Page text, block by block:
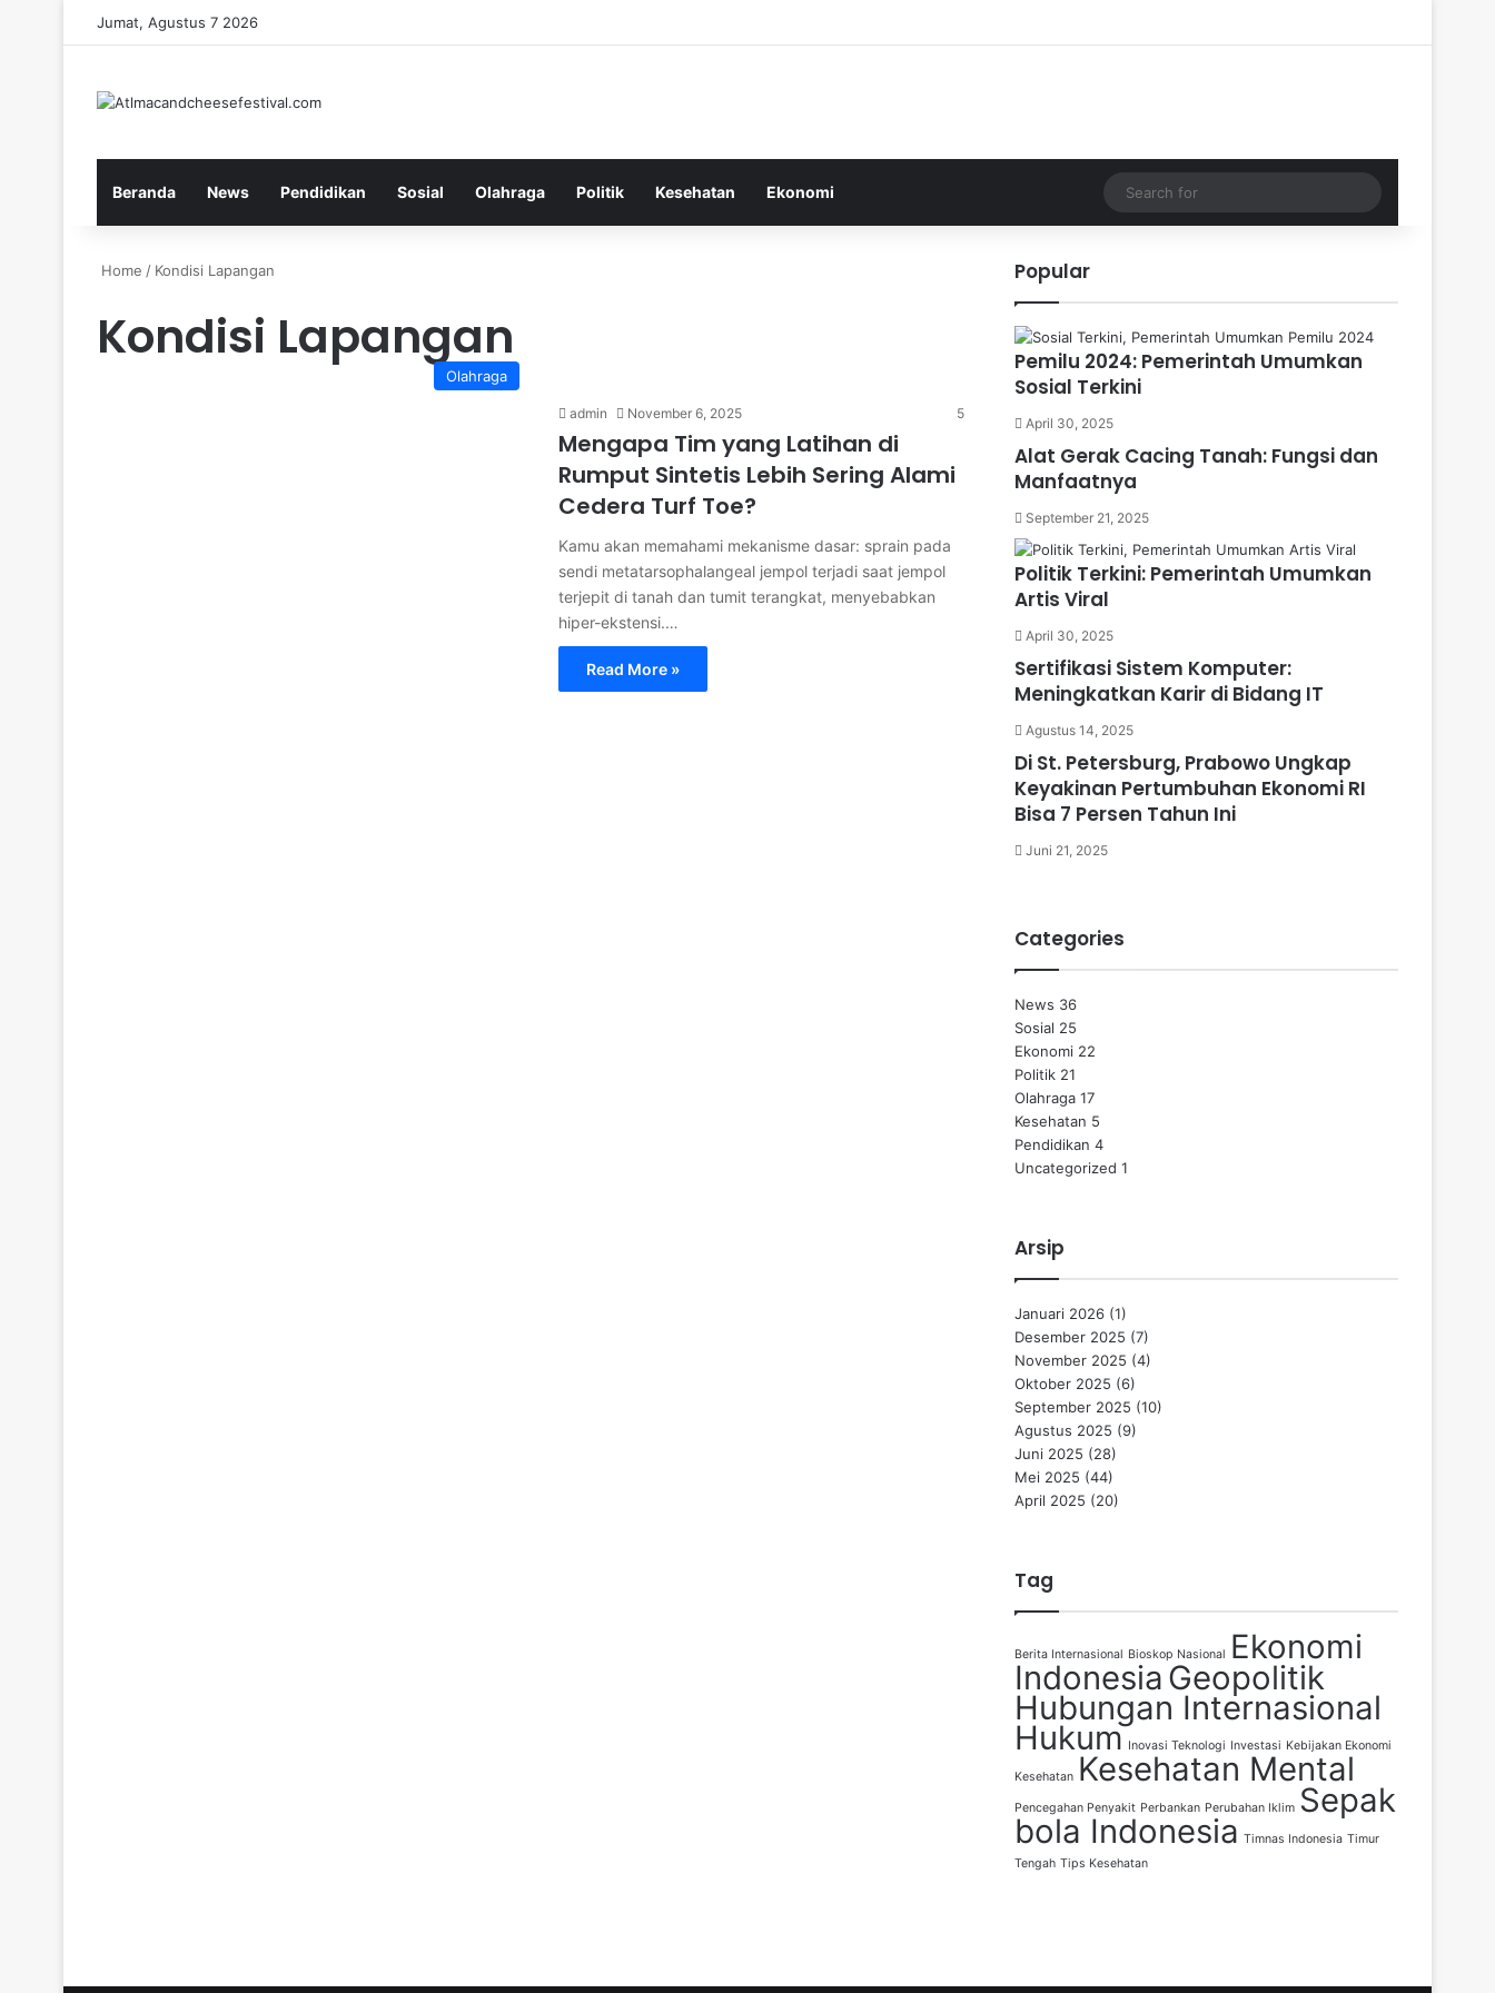
Jumat, Agustus 7 2026
Beranda News Pendidikan Sosial Olahraga Politik Kesehatan Ekonomi
for
Home / Kondisi Lapangan
Kondisi Lapangan
Olahraga
admin November 6, 2025 5
Mengapa Tim yang Latihan di
Rumput Sintetis Lebih Sering Alami
Cedera Turf Toe?
Kamu akan memahami mekanisme dasar: sprain pada
sendi metatarsophalangeal jempol terjadi saat jempol
terjepit di tanah dan tumit terangkat, menyebabkan
hiper-ekstensi.…
Read More »
Popular
Pemilu 2024: Pemerintah Umumkan
Sosial Terkini
April 30, 2025
Alat Gerak Cacing Tanah: Fungsi dan
Manfaatnya
September 21, 2025
Politik Terkini: Pemerintah Umumkan
Artis Viral
April 30, 2025
Sertifikasi Sistem Komputer:
Meningkatkan Karir di Bidang IT
Agustus 14, 2025
Di St. Petersburg, Prabowo Ungkap
Keyakinan Pertumbuhan Ekonomi RI
Bisa 7 Persen Tahun Ini
Juni 21, 2025
Categories
News 36
Sosial 25
Ekonomi 22
Politik 21
Olahraga 17
Kesehatan 5
Pendidikan 4
Uncategorized 1
Arsip
Januari 2026 (1)
Desember 2025 (7)
November 2025 (4)
Oktober 2025 (6)
September 2025 (10)
Agustus 2025 (9)
Juni 2025 (28)
Mei 2025 (44)
April 2025 (20)
Tag
Berita Internasional Bioskop Nasional Ekonomi
Indonesia Geopolitik
Hubungan Internasional
Hukum Inovasi Teknologi Investasi Kebijakan Ekonomi
Kesehatan Kesehatan Mental
Pencegahan Penyakit Perbankan Perubahan Iklim Sepak
bola Indonesia Timnas Indonesia Timur
Tengah Tips Kesehatan